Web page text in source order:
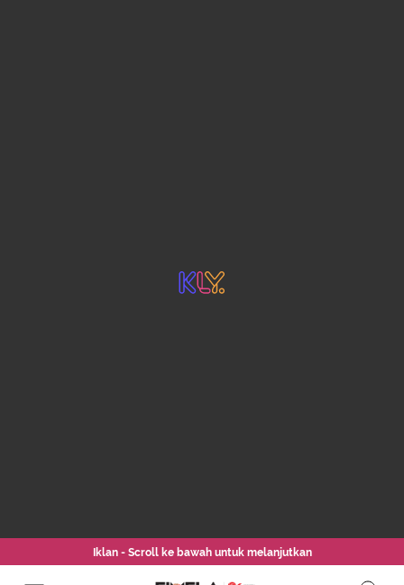
Iklan - Scroll ke bawah untuk melanjutkan